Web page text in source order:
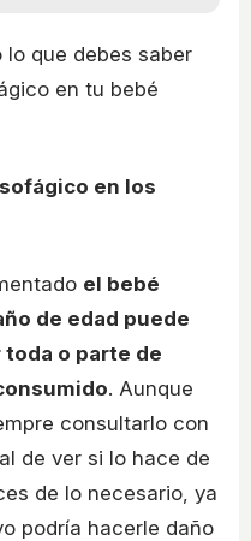
que debes saber
en tu bebé
en los
el bebé
de edad puede
o parte de
. Aunque
consultarlo con
de ver si lo hace de
de lo necesario, ya
podría hacerle daño